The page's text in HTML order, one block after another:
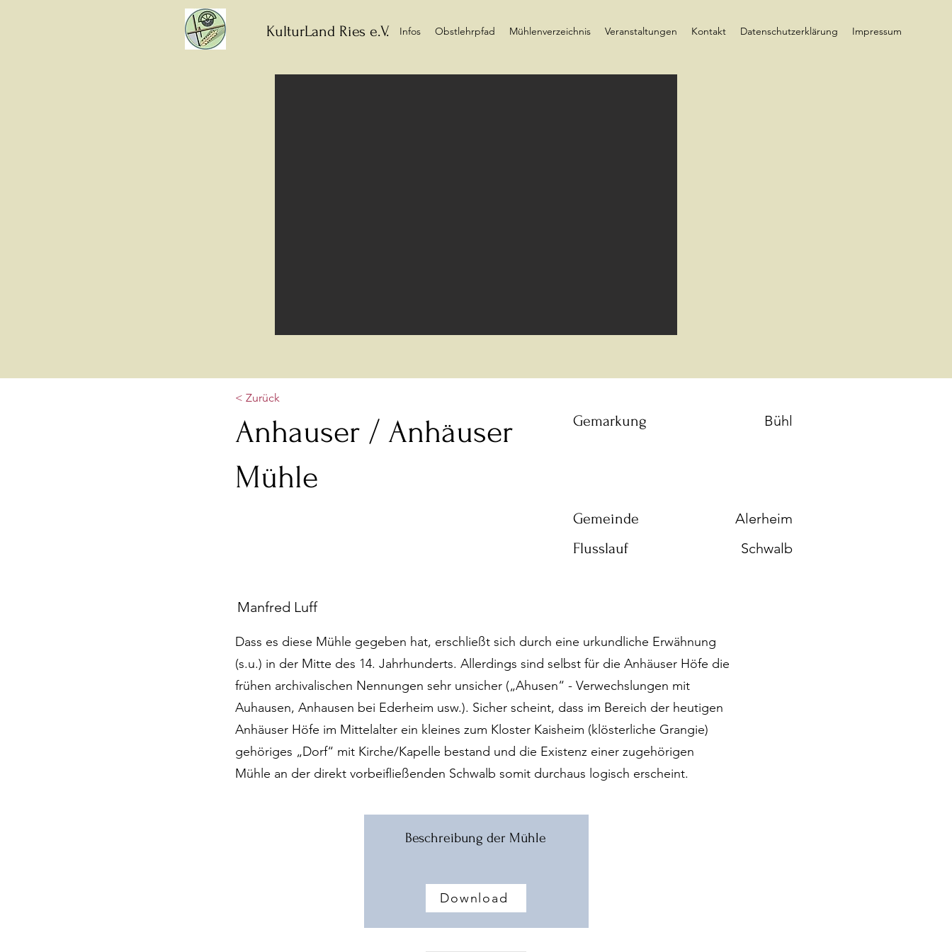
Infos Obstlehrpfad Mühlenverzeichnis Veranstaltungen Kontakt Datenschutzerklärung Impressum
KulturLand Ries e.V.
Anhauser / Anhäuser
Mühle
< Zurück
Gemarkung Bühl
Gemeinde
Alerheim
Flusslauf
Schwalb
Manfred Luff
Dass es diese Mühle gegeben hat, erschließt sich durch eine urkundliche Erwähnung
(s.u.) in der Mitte des 14. Jahrhunderts. Allerdings sind selbst für die Anhäuser Höfe die
frühen archivalischen Nennungen sehr unsicher („Ahusen“ - Verwechslungen mit
Auhausen, Anhausen bei Ederheim usw.). Sicher scheint, dass im Bereich der heutigen
Anhäuser Höfe im Mittelalter ein kleines zum Kloster Kaisheim (klösterliche Grangie)
gehöriges „Dorf“ mit Kirche/Kapelle bestand und die Existenz einer zugehörigen
Mühle an der direkt vorbeifließenden Schwalb somit durchaus logisch erscheint.
Beschreibung der Mühle
Download